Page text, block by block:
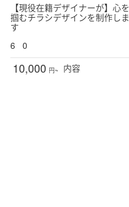
【現役在籍デザイナーが】心を
掴むチラシデザインを制作しま
す
6
0
10,000 円~ 内容